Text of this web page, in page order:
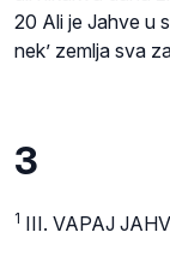
20 Ali je Jahve u
nek’ zemlja sva
3
1 III. VAPAJ